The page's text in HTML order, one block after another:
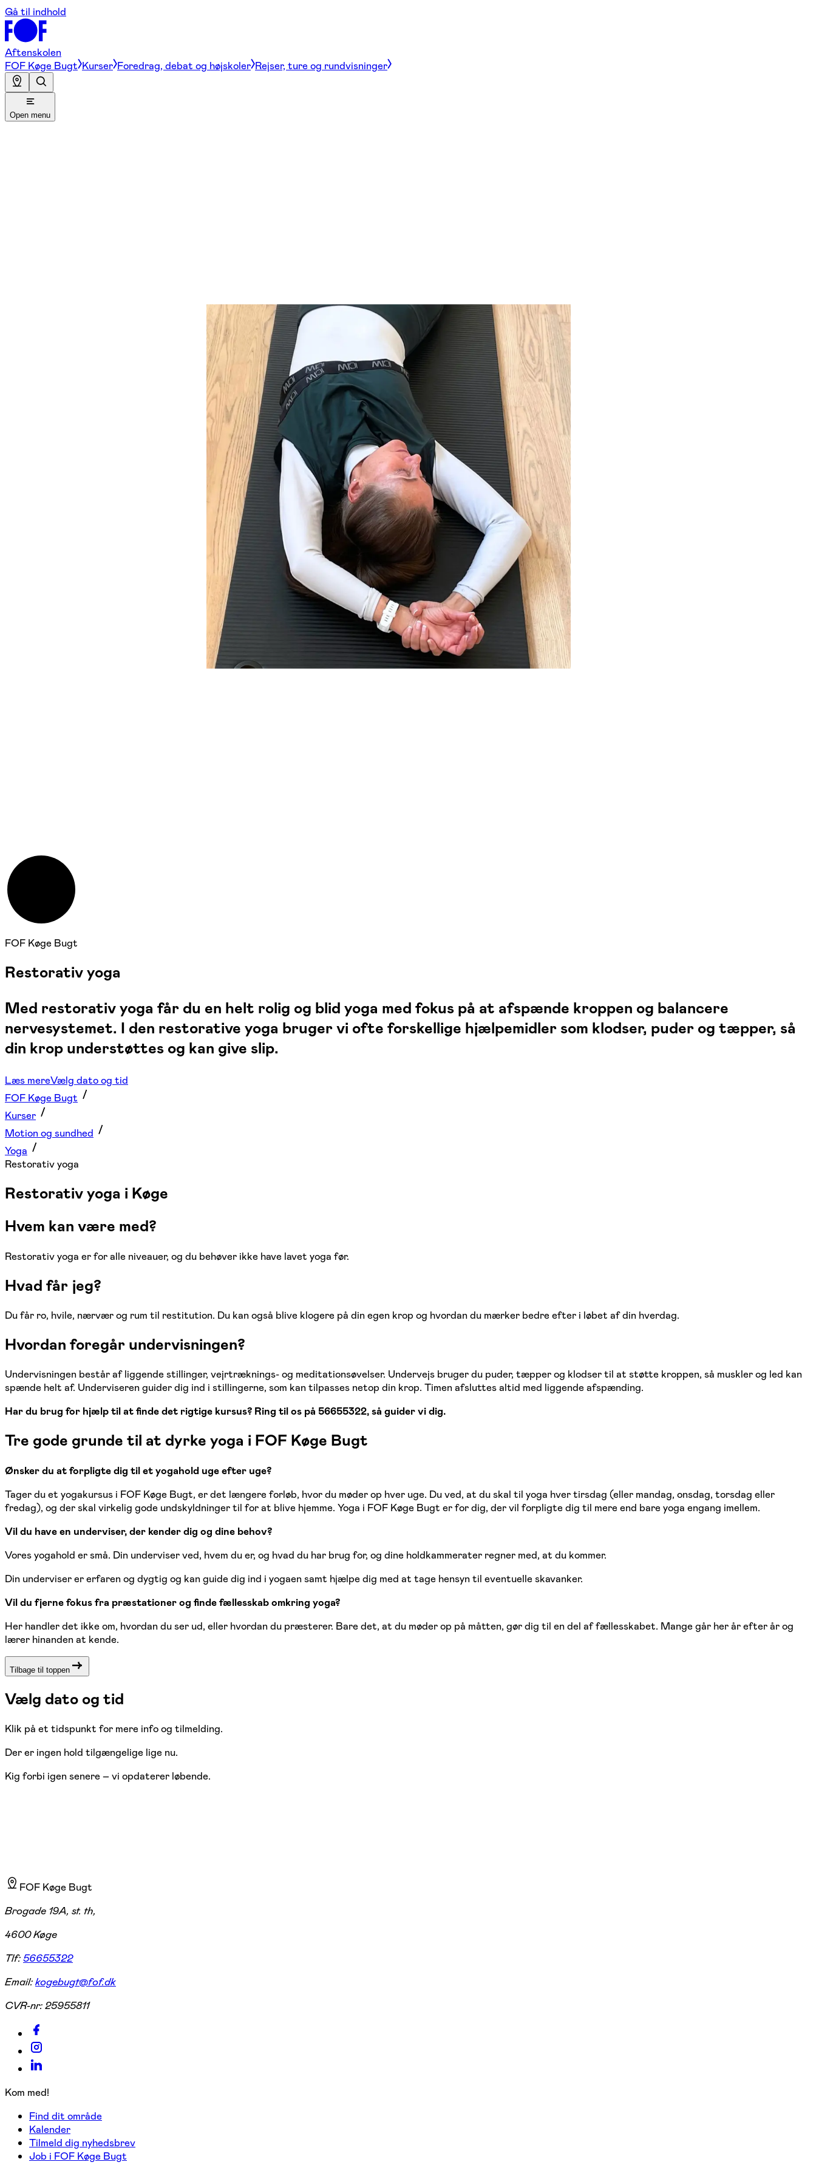
Gå til indhold
Aftenskolen
FOF Køge Bugt Kurser Foredrag, debat og højskoler Rejser, ture og rundvisninger
Open menu
Ro og restitution
FOF Køge Bugt
Restorativ yoga
Med restorativ yoga får du en helt rolig og blid yoga med fokus på at afspænde kroppen og balancere
nervesystemet. I den restorative yoga bruger vi ofte forskellige hjælpemidler som klodser, puder og tæpper, så
din krop understøttes og kan give slip.
Læs mereVælg dato og tid
FOF Køge Bugt
Kurser
Motion og sundhed
Yoga
Restorativ yoga
Restorativ yoga i Køge
Hvem kan være med?
Restorativ yoga er for alle niveauer, og du behøver ikke have lavet yoga før.
Hvad får jeg?
Du får ro, hvile, nærvær og rum til restitution. Du kan også blive klogere på din egen krop og hvordan du mærker bedre efter i løbet af din hverdag.
Hvordan foregår undervisningen?
Undervisningen består af liggende stillinger, vejrtræknings- og meditationsøvelser. Undervejs bruger du puder, tæpper og klodser til at støtte kroppen, så muskler og led kan
spænde helt af. Underviseren guider dig ind i stillingerne, som kan tilpasses netop din krop. Timen afsluttes altid med liggende afspænding.
Har du brug for hjælp til at finde det rigtige kursus? Ring til os på 56655322, så guider vi dig.
Tre gode grunde til at dyrke yoga i FOF Køge Bugt
Ønsker du at forpligte dig til et yogahold uge efter uge?
Tager du et yogakursus i FOF Køge Bugt, er det længere forløb, hvor du møder op hver uge. Du ved, at du skal til yoga hver tirsdag (eller mandag, onsdag, torsdag eller
fredag), og der skal virkelig gode undskyldninger til for at blive hjemme. Yoga i FOF Køge Bugt er for dig, der vil forpligte dig til mere end bare yoga engang imellem.
Vil du have en underviser, der kender dig og dine behov?
Vores yogahold er små. Din underviser ved, hvem du er, og hvad du har brug for, og dine holdkammerater regner med, at du kommer.
Din underviser er erfaren og dygtig og kan guide dig ind i yogaen samt hjælpe dig med at tage hensyn til eventuelle skavanker.
Vil du fjerne fokus fra præstationer og finde fællesskab omkring yoga?
Her handler det ikke om, hvordan du ser ud, eller hvordan du præsterer. Bare det, at du møder op på måtten, gør dig til en del af fællesskabet. Mange går her år efter år og
lærer hinanden at kende.
Tilbage til toppen
Vælg dato og tid
Klik på et tidspunkt for mere info og tilmelding.
Der er ingen hold tilgængelige lige nu.
Kig forbi igen senere – vi opdaterer løbende.
FOF Køge Bugt
Brogade 19A, st. th,
4600 Køge
Tlf:56655322
Email:kogebugt@fof.dk
CVR-nr:25955811
Kom med!
Find dit område
Kalender
Tilmeld dig nyhedsbrev
Job i FOF Køge Bugt